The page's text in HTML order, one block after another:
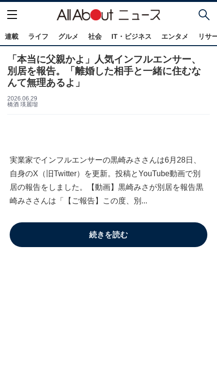
連載 ライフ グルメ 社会 IT・ビジネス エンタメ リサ
「本当に父親かよ」人気インフルエンサー、
別居を報告。「離婚した相手と一緒に住むな
んて無理あるよ」
2026.06.29
橋酒 瑛麗瑠
実業家でインフルエンサーの黒崎みささんは6月28日、
自身のX（旧Twitter）を更新。投稿とYouTube動画で別
居の報告をしました。【動画】黒崎みさが別居を報告黒
崎みささんは「【ご報告】この度、別...
続きを読む